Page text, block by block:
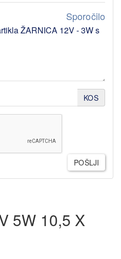
Sporočilo
KOS
POŠLJI
5W 10,5 X